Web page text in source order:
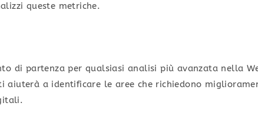
queste metriche.
di partenza per qualsiasi analisi più avanzata nella
aiuterà a identificare le aree che richiedono